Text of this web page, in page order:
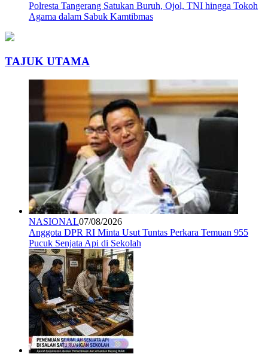
Polresta Tangerang Satukan Buruh, Ojol, TNI hingga Tokoh
Agama dalam Sabuk Kamtibmas
TAJUK UTAMA
NASIONAL07/08/2026
Anggota DPR RI Minta Usut Tuntas Perkara Temuan 955
Pucuk Senjata Api di Sekolah